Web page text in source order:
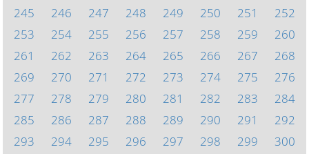
245
246 247 248 249 250 251
252
253
254 255 256 257 258 259
260
261
262 263 264 265 266 267
268
269
270 271 272 273 274 275
276
277
278 279 280 281 282 283
284
285
286 287 288 289 290 291
292
293
294 295 296 297 298 299
300